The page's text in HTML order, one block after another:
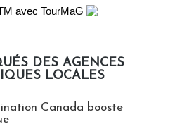
DES AGENCES
LOCALES
Canada booste